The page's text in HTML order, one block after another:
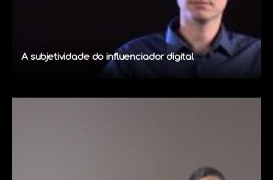
A subjetividade do influenciador digital